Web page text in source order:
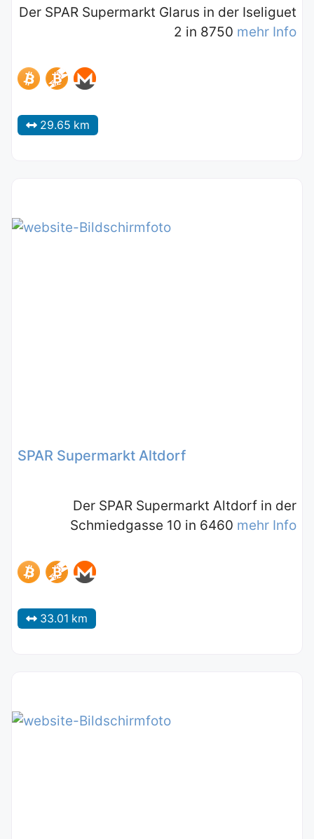
Der SPAR Supermarkt Glarus in der Iseliguet
2 in 8750 mehr Info
29.65 km
SPAR Supermarkt Altdorf
Der SPAR Supermarkt Altdorf in der
Schmiedgasse 10 in 6460 mehr Info
33.01 km